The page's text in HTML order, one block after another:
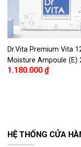
Dr.Vita Premium Vita
Moisture Ampoule (E)
10ea – Bộ tinh chất
1.180.000 ₫
HỆ THỐNG CỬA